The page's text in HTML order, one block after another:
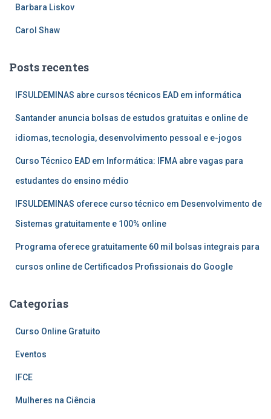
Barbara Liskov
Carol Shaw
Posts recentes
IFSULDEMINAS abre cursos técnicos EAD em informática
Santander anuncia bolsas de estudos gratuitas e online de
idiomas, tecnologia, desenvolvimento pessoal e e-jogos
Curso Técnico EAD em Informática: IFMA abre vagas para
estudantes do ensino médio
IFSULDEMINAS oferece curso técnico em Desenvolvimento de
Sistemas gratuitamente e 100% online
Programa oferece gratuitamente 60 mil bolsas integrais para
cursos online de Certificados Profissionais do Google
Categorias
Curso Online Gratuito
Eventos
IFCE
Mulheres na Ciência